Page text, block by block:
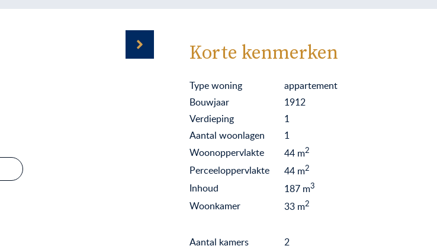
Korte kenmerken
Type woning
appartement
Bouwjaar
1912
Verdieping
1
Aantal woonlagen
1
Woonoppervlakte
44 m2
Perceeloppervlakte 44 m2
Inhoud 187 m3
Woonkamer 33 m2
Aantal kamers
2